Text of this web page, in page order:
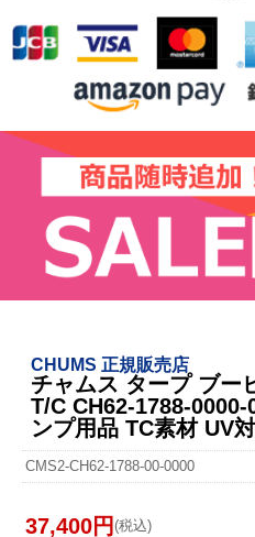
CHUMS 正規販売店
チャムス タープ ブー
T/C CH62-1788-
ンプ用品 TC素材 UV
CMS2-CH62-1788-00-0000
37,400円 (税込)